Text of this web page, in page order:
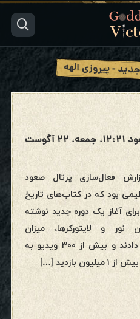
- پیروزی الهه
گزارش فعال‌سازی پرتال صعود ۱۲:۲۱، جمعه، ۲۲ آگوست
۲۲ آگوست ۲۰۲۵گزارش فعال‌سازی پرتال صعود
بود که در کتاب‌های تاریخ
آغاز یک دوره جدید نوشته
نور و لایتورکرها، میزان
شگفت‌انگیزی همکاری نشان دادند و بیش از ۳۰۰ ویدیو به